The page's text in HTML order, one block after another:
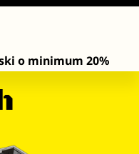
o minimum 20%